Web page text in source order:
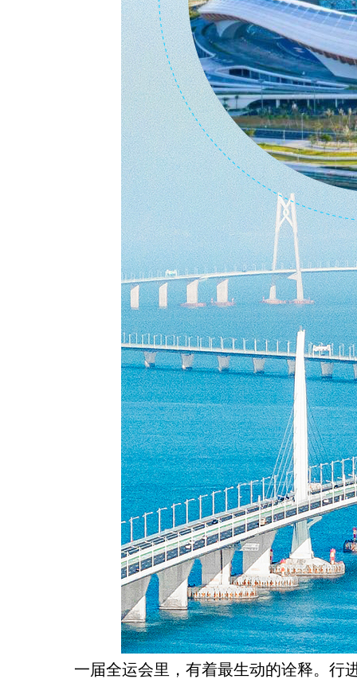
一届全运会里，有着最生动的诠释。行